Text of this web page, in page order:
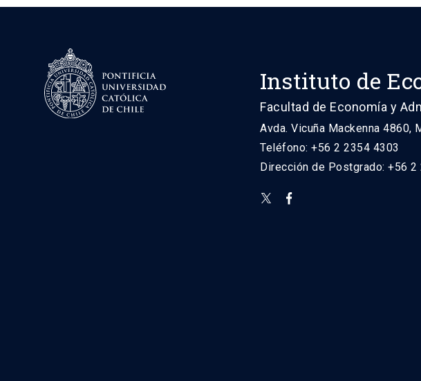
Instituto de
Facultad de Economía y
Avda. Vicuña Mackenna 4860,
Teléfono: +56 2 2354 4303
Dirección de Postgrado: +56 2